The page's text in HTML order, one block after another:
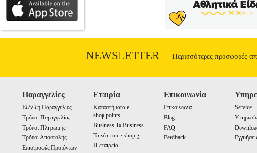
καιρό για τον κύριο και την κυρία Ράιτ. Όταν ο
προσπαθήσουν να σώσουν το γάμο τους. Ο
αναγνωρίσει τα χαρακτηριστικά των προσώπων,
γάμο τους. Αλλά το ταξίδι αυτό δεν το κέρδισαν
ευτυχισμένοι στο εξής. Δέκα χρόνια
NEWSLETTER Περισσότερες προσφορές
Παραγγελίες
Εξέλιξη Παραγγελίας
Τρόποι Παραγγελίας
Τρόποι Πληρωμής
Τρόποι Αποστολής
Επιστροφές Προιόντων
Εταιρία
Καταστήματα e-
shop points
Business To Business
Τα νέα του e-shop.gr
Η εταιρεία
Επικοινωνία
Επικοινωνία
Blog
FAQ
Feedback
Service